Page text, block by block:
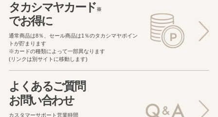
タカシマヤカード※
でお得に
通常商品は8％、セール商品は1％のタカシマヤポイン
トが貯まります
※カードの種類によって一部異なります
(リンクは別サイトに移動します)
よくあるご質問
お問い合わせ
カスタマーサポート営業時間